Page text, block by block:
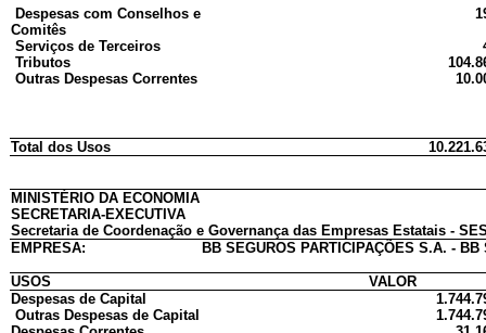
Despesas com Conselhos e
Comitês
Serviços de Terceiros
Tributos
Outras Despesas Correntes
Total dos Usos
MINISTÉRIO DA ECONOMIA
SECRETARIA-EXECUTIVA
Secretaria de Coordenação e Governança das Empresas Estatais -
EMPRESA:
BB SEGUROS PARTICIPAÇÕES S.A. - BB
USOS
VALOR
Despesas de Capital
Outras Despesas de Capital